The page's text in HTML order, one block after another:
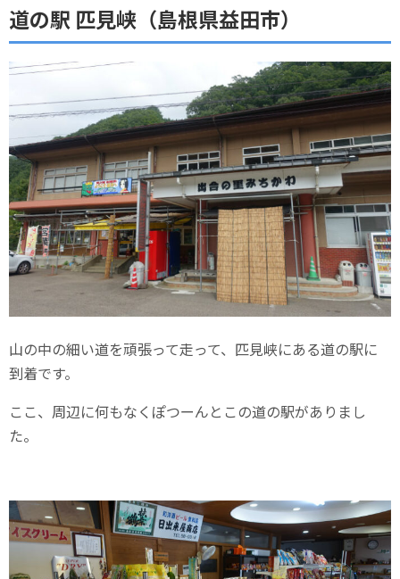
道の駅 匹見峡（島根県益田市）
山の中の細い道を頑張って走って、匹見峡にある道の駅に
到着です。
ここ、周辺に何もなくぽつーんとこの道の駅がありまし
た。